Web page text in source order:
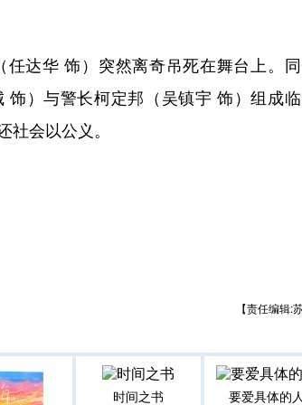
达华 饰）突然离奇吊死在舞台上。
）与警长柯定邦（吴镇宇 饰）组成
社会以公义。
【责任编辑:
时间之书 要爱具体的人